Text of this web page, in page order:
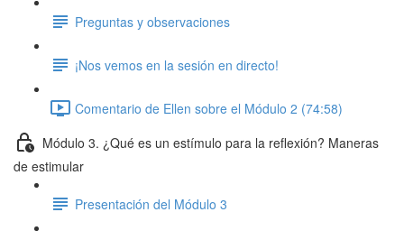
Preguntas y observaciones
¡Nos vemos en la sesión en directo!
Comentario de Ellen sobre el Módulo 2 (74:58)
Módulo 3. ¿Qué es un estímulo para la reflexión? Maneras
de estimular
Presentación del Módulo 3